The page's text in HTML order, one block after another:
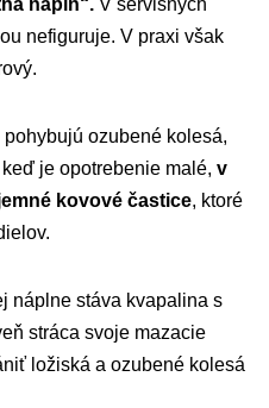
nefiguruje. V praxi však
ozubené kolesá,
je opotrebenie malé, v
kovové častice, ktoré
náplne stáva kvapalina s
stráca svoje mazacie
ložiská a ozubené kolesá